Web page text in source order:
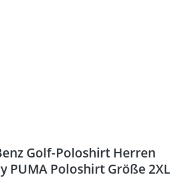
Golf-Poloshirt Herren
PUMA Poloshirt Größe 2XL